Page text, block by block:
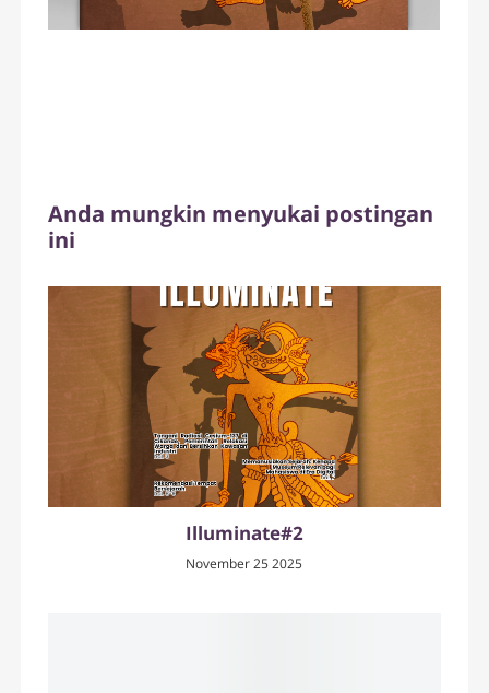
Anda mungkin menyukai postingan
ini
Illuminate#2
November 25 2025